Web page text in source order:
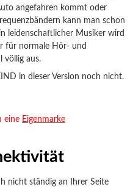
angefahren kommt oder
kann man schon
leidenschaftlicher Musiker wird
für normale Hör- und
völlig aus.
in dieser Version noch nicht.
eine Eigenmarke
nicht ständig an Ihrer Seite